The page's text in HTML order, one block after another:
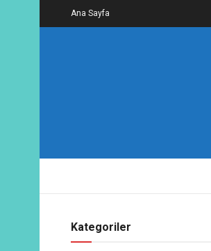
Ana Sayfa
Kategoriler